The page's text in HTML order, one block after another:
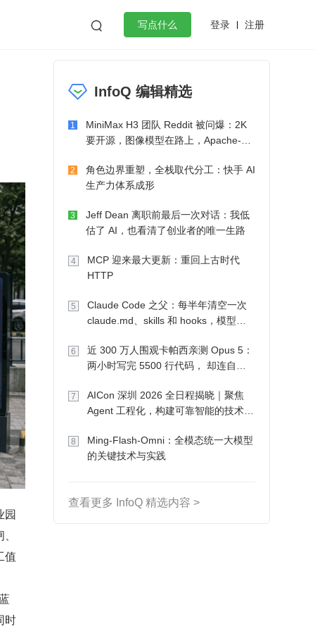
 写点什么 登录 注册
微服务架构 flutter
园
值
时
InfoQ 编辑精选
1
MiniMax H3 团队 Reddit 被问爆：2K
要开源，图像模型在路上，Apache-2.0
2
角色边界重塑，全栈取代分工：快手 AI
生产力体系成形
3
Jeff Dean 离职前最后一次对话：我低
估了 AI，也看清了创业者的唯一生路
4
MCP 迎来最大更新：重回上古时代
HTTP
5
Claude Code 之父：每半年清空一次
claude.md、skills 和 hooks，模型自
6
近 300 万人围观卡帕西亲测 Opus 5：
两小时写完 5500 行代码， 却连自己
7
AICon 深圳 2026 全日程揭晓｜聚焦
Agent 工程化，构建可靠智能的技术路
8
Ming-Flash-Omni：全模态统一大模型
的关键技术与实践
查看更多 InfoQ 精选内容 >